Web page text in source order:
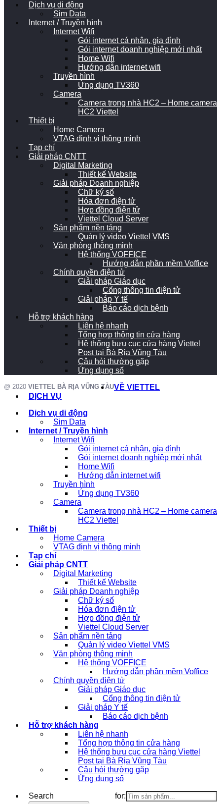
Dịch vụ di động
Sim Data
Internet / Truyền hình
Internet Wifi
Gói internet cá nhân, gia đình
Gói internet doanh nghiệp mới nhất
Home Wifi
Hướng dẫn internet wifi
Truyền hình
Ứng dụng TV360
Camera
Camera trong nhà HC2 – Home camera
HC2 Viettel
Thiết bị
Home Camera
VTAG định vị thông minh
Tạp chí
Giải pháp CNTT
Digital Marketing
Thiết kế Website
Giải pháp Doanh nghiệp
Chữ ký số
Hóa đơn điện tử
Hợp đồng điện tử
Viettel Cloud Server
Sản phẩm nền tảng
Quản lý video Viettel VMS
Văn phòng thông minh
Hệ thống VOFFICE
Hướng dẫn phần mềm Voffice
Chính quyền điện tử
Giải pháp Giáo dục
Cổng thông tin điện tử
Giải pháp Y tế
Báo cáo dịch bệnh
Hỗ trợ khách hàng
Liên hệ nhanh
Tổng hợp thông tin cửa hàng
Hệ thống bưu cục cửa hàng Viettel
Post tại Bà Rịa Vũng Tàu
Câu hỏi thường gặp
Ứng dụng số
@ 2020 VIETTEL BÀ RỊA VŨNG TÀUVỀ VIETTEL
DỊCH VỤ
Dịch vụ di động
Sim Data
Internet / Truyền hình
Internet Wifi
Gói internet cá nhân, gia đình
Gói internet doanh nghiệp mới nhất
Home Wifi
Hướng dẫn internet wifi
Truyền hình
Ứng dụng TV360
Camera
Camera trong nhà HC2 – Home camera
HC2 Viettel
Thiết bị
Home Camera
VTAG định vị thông minh
Tạp chí
Giải pháp CNTT
Digital Marketing
Thiết kế Website
Giải pháp Doanh nghiệp
Chữ ký số
Hóa đơn điện tử
Hợp đồng điện tử
Viettel Cloud Server
Sản phẩm nền tảng
Quản lý video Viettel VMS
Văn phòng thông minh
Hệ thống VOFFICE
Hướng dẫn phần mềm Voffice
Chính quyền điện tử
Giải pháp Giáo dục
Cổng thông tin điện tử
Giải pháp Y tế
Báo cáo dịch bệnh
Hỗ trợ khách hàng
Liên hệ nhanh
Tổng hợp thông tin cửa hàng
Hệ thống bưu cục cửa hàng Viettel
Post tại Bà Rịa Vũng Tàu
Câu hỏi thường gặp
Ứng dụng số
Search for: